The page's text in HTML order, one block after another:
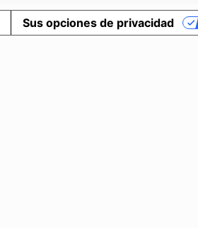
Sus opciones de privacidad